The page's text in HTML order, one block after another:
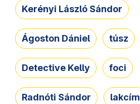
Kerényi László Sándor
Ágoston Dániel túsz
Detective Kelly foci
Radnóti Sándor lakcím